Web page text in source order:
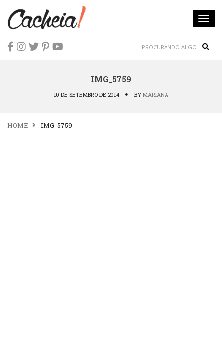
IMG_5759
10 DE SETEMBRO DE 2014 BY MARIANA
HOME IMG_5759